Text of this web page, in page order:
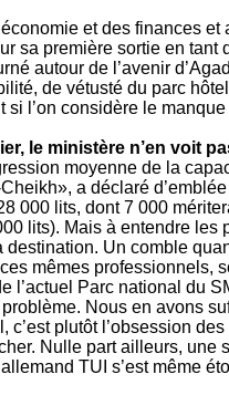
et des finances
sa première sortie en tant
autour de l’avenir
de vétusté du parc
l’on considère le
le ministère n’en voit
moyenne de la
a déclaré
000 lits, dont 7 000
lits). Mais à entendre
destination. Un comble
mêmes
l’actuel Parc national du
Nous en avons
plutôt l’obsession
Nulle part ailleurs,
TUI s’est même